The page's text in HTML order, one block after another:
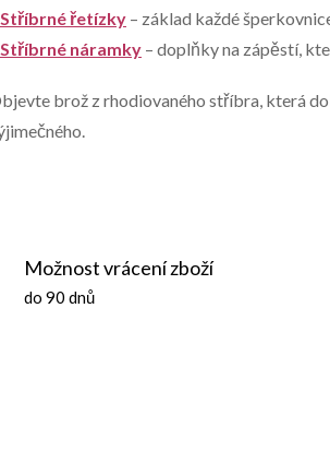
Stříbrné řetízky – základ každé
Stříbrné náramky – doplňky na zápěstí,
brož z rhodiovaného stříbra, která
Možnost vrácení zboží
do 90 dnů